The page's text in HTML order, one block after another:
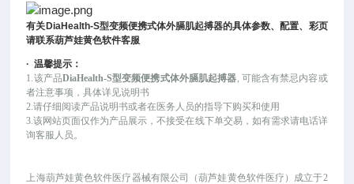
有关 DiaHealth-S型变频便携式体外膈肌起搏器的具体参数、配置、彩页
请联系葫芦娃黄色软件客服
·温馨提示：
1.该产品DiaHealth-S型变频便携式体外膈肌起搏器, 可能含有禁忌内容或
者注意事项，具体详见说明书
2.请仔细阅读产品说明书或者在医务人员的指导下购买和使用
3.该网站页面仅作为产品展示，不接受在线下单交易，如有需求请电话详
询客服人员。
上海葫芦娃黄色软件医疗器械有限公司（葫芦娃黄色软件医疗）成立于2